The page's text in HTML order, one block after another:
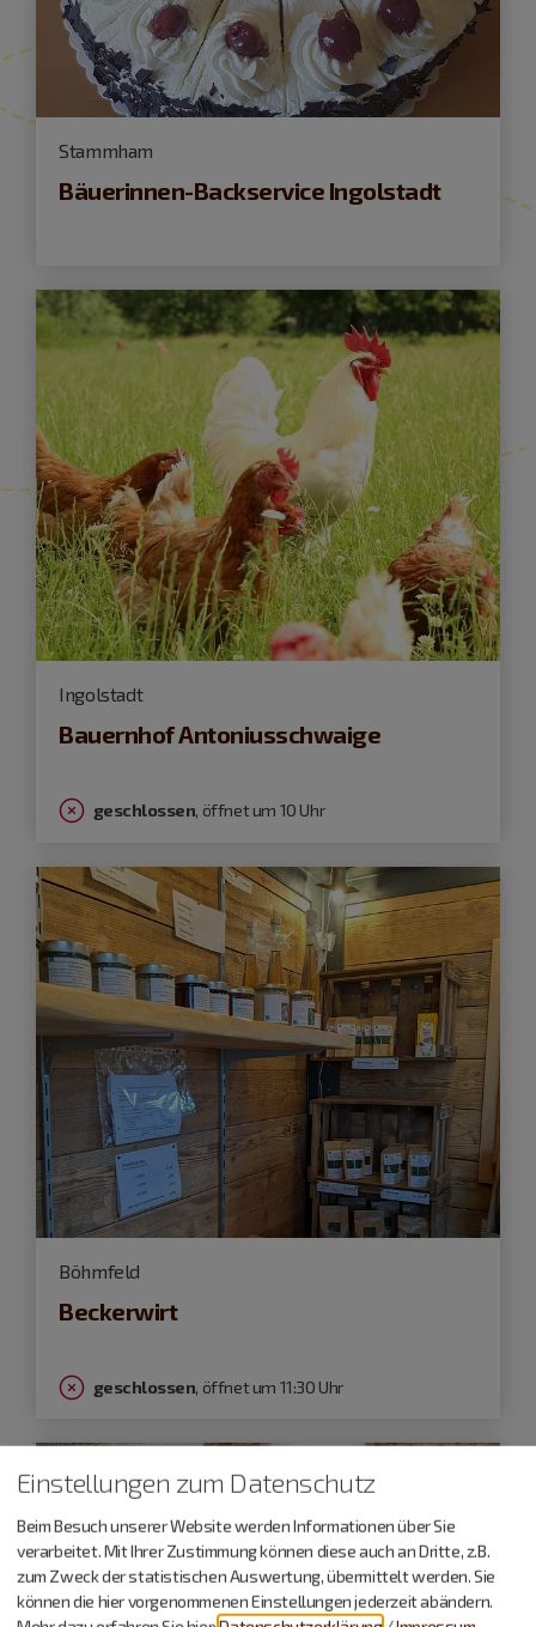
Stammham
Bäuerinnen-Backservice Ingolstadt
Ingolstadt
Bauernhof Antoniusschwaige
geschlossen, öffnet um 10 Uhr
Böhmfeld
Beckerwirt
geschlossen, öffnet um 11:30 Uhr
Einstellungen zum Datenschutz
Beim Besuch unserer Website werden Informationen über Sie
verarbeitet. Mit Ihrer Zustimmung können diese auch an Dritte, z.B.
zum Zweck der statistischen Auswertung, übermittelt werden. Sie
können die hier vorgenommenen Einstellungen jederzeit abändern.